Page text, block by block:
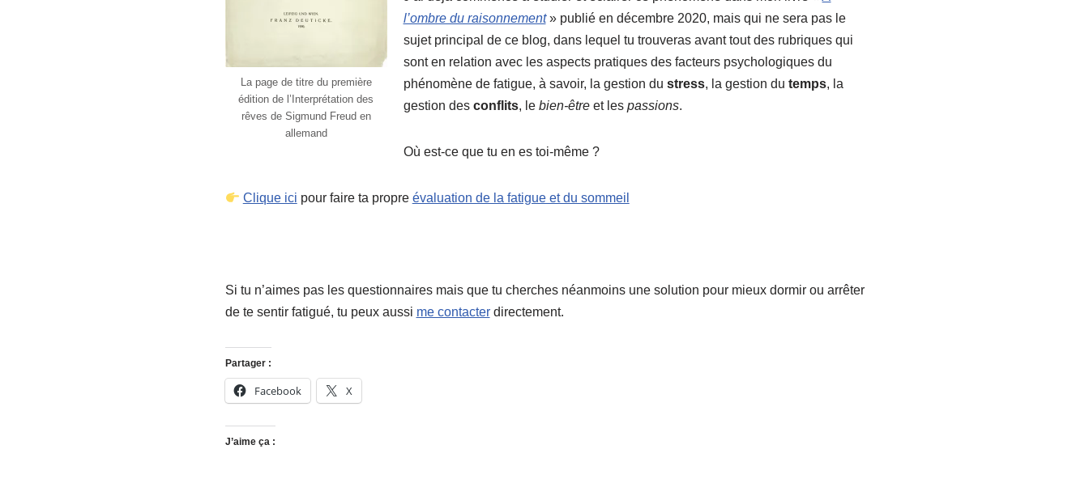
La page de titre du première
édition de l’Interprétation des
rêves de Sigmund Freud en
allemand
l’ombre du raisonnement» publié en décembre 2020, mais qui ne sera pas le
sujet principal de ce blog, dans lequel tu trouveras avant tout des rubriques qui
sont en relation avec les aspects pratiques des facteurs psychologiques du
phénomène de fatigue, à savoir, la gestion du stress, la gestion du temps, la
gestion des conflits, le bien-êtreet les passions.
Où est-ce que tu en es toi-même ?
Clique ici pour faire ta propre évaluation de la fatigue et du sommeil
Si tu n’aimes pas les questionnaires mais que tu cherches néanmoins une solution pour mieux dormir ou arrêter
de te sentir fatigué, tu peux aussi me contacterdirectement.
Partager :
Facebook X
J’aime ça :